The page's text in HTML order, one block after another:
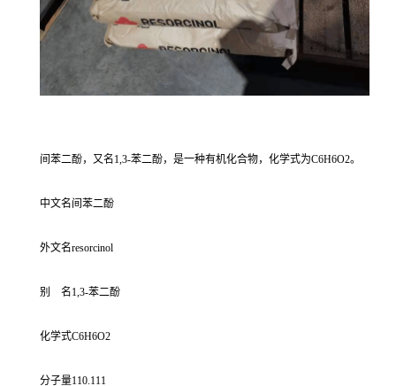
间苯二酚，又名1,3-苯二酚，是一种有机化合物，化学式为C6H6O2。
中文名间苯二酚
外文名resorcinol
别 名1,3-苯二酚
化学式C6H6O2
分子量110.111